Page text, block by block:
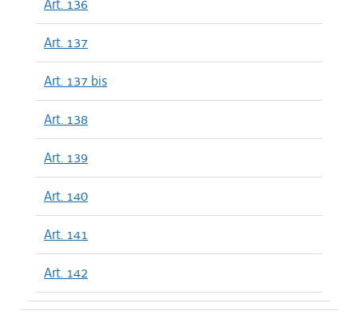
Art. 136
Art. 137
Art. 137 bis
Art. 138
Art. 139
Art. 140
Art. 141
Art. 142